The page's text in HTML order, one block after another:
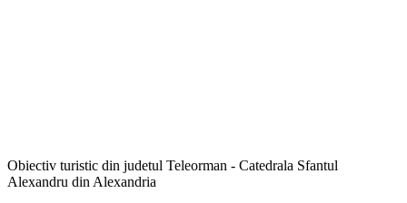
Obiectiv turistic din judetul Teleorman - Catedrala Sfantul
Alexandru din Alexandria